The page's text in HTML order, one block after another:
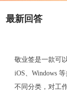
最新回答
敬业签是一款可
iOS
Windows 等
不同分类，对工